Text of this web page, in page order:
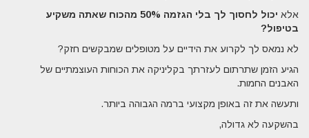
אלא
יכול לחסוך לך בלי הגזמה 50% מהכוח שאתה משקיע
בטיפול?
לא נמאס לך לקרוע את הידיים על מטופלים שמבקשים חזק?
הגיע הזמן שתרתום לעזרתך בקליניקה את הכוחות העוצמתיים של
האבנים החמות.
ותעשה את זה באופן מקצועי ברמה הגבוהה ביותר.
בהשקעה לא גדולה,